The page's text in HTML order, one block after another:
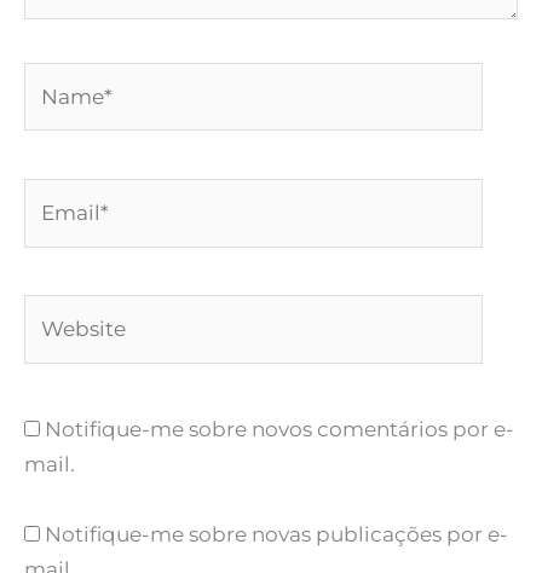
Notifique-me sobre novos comentários por e-
mail.
Notifique-me sobre novas publicações por e-